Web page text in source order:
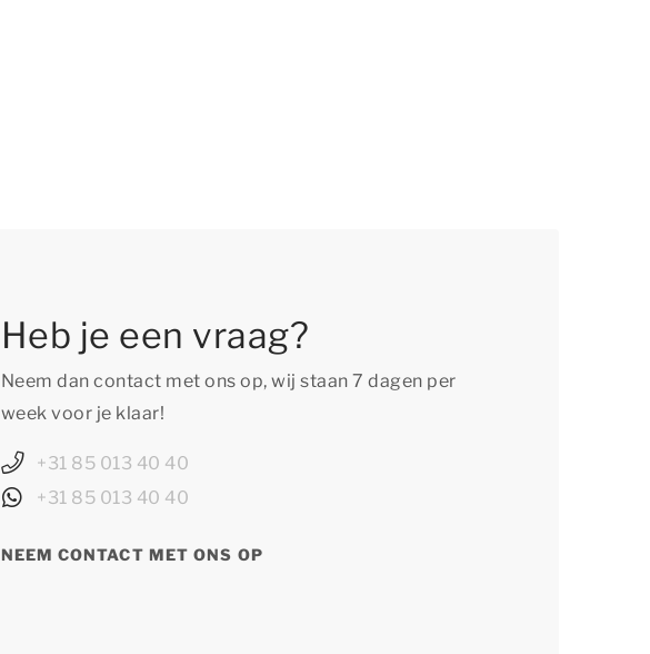
Heb je een vraag?
Neem dan contact met ons op, wij staan 7 dagen per
week voor je klaar!
+31 85 013 40 40
+31 85 013 40 40
NEEM CONTACT MET ONS OP